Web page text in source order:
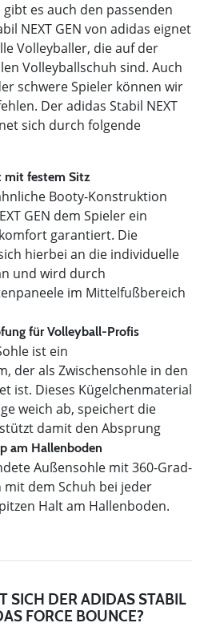
es auch den passenden
NEXT GEN von adidas eignet
Volleyballer, die auf der
Volleyballschuh sind. Auch
schwere Spieler können wir
Der adidas Stabil NEXT
sich durch folgende
mit festem Sitz
Booty-Konstruktion
GEN dem Spieler ein
garantiert. Die
hierbei an die individuelle
und wird durch
im Mittelfußbereich
für Volleyball-Profis
ist ein
der als Zwischensohle in den
ist. Dieses Kügelchenmaterial
weich ab, speichert die
damit den Absprung
am Hallenboden
Außensohle mit 360-Grad-
dem Schuh bei jeder
Halt am Hallenboden.
SICH DER ADIDAS STABIL
FORCE BOUNCE?